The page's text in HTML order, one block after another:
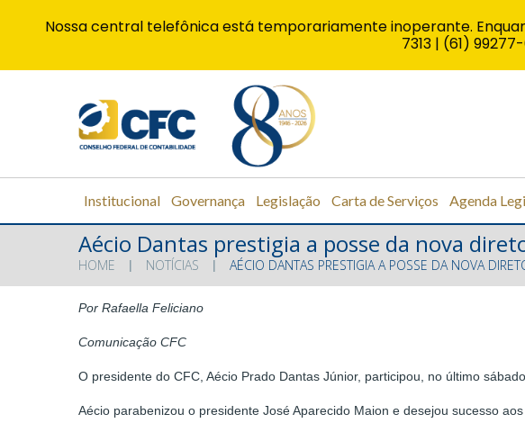
Institucional Governança Legislação Carta de Serviços Agenda
Aécio Dantas prestigia a posse da nova
HOME NOTÍCIAS AÉCIO DANTAS PRESTIGIA A POSSE DA NOVA
Por Rafaella Feliciano
Comunicação CFC
O presidente do CFC, Aécio Prado Dantas Júnior, participou, no último
Aécio parabenizou o presidente José Aparecido Maion e desejou sucesso
Nossa central telefônica está temporariamente inoperante.
7313 | (61)